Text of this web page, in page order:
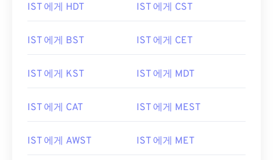
IST 에게 HDT IST 에게 CST
IST 에게 BST IST 에게 CET
IST 에게 KST IST 에게 MDT
IST 에게 CAT IST 에게 MEST
IST 에게 AWST IST 에게 MET